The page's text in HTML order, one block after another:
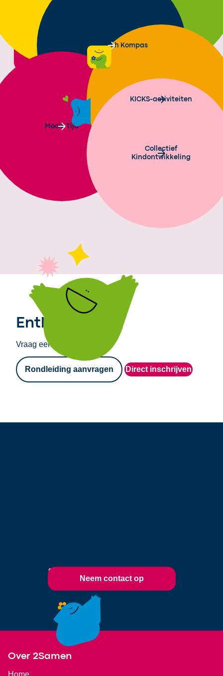
Pedagogisch Kompas
Mooie Tijd
KICKS-activiteiten
Collectief
Kindontwikkeling
Enthousiast?
Vraag een rondleiding aan!
Rondleiding aanvragen Direct inschrijven
Neem contact op
Over 2Samen